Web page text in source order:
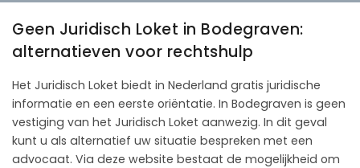
Geen Juridisch Loket in Bodegraven:
alternatieven voor rechtshulp
Het Juridisch Loket biedt in Nederland gratis juridische
informatie en een eerste oriëntatie. In Bodegraven is geen
vestiging van het Juridisch Loket aanwezig. In dit geval
kunt u als alternatief uw situatie bespreken met een
advocaat. Via deze website bestaat de mogelijkheid om